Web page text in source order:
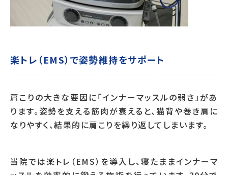
楽トレ（EMS）で姿勢維持をサポート
肩こりの大きな要因に「インナーマッスルの弱さ」があ
ります。姿勢を支える筋肉が衰えると、猫背や巻き肩に
なりやすく、結果的に肩こりを繰り返してしまいます。
当院では楽トレ（EMS）を導入し、寝たままインナーマ